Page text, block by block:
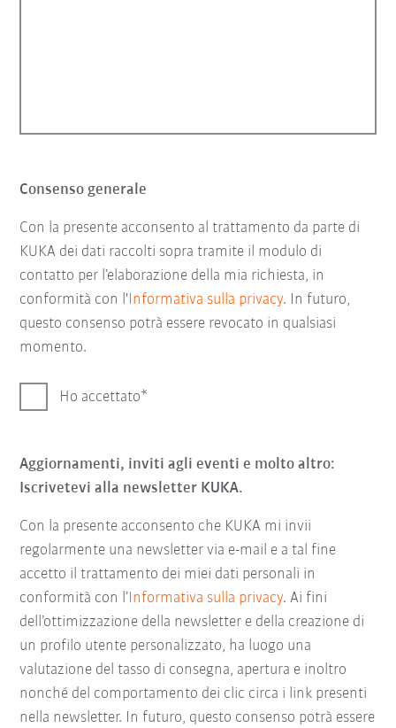
Consenso generale
Con la presente acconsento al trattamento da parte di
KUKA dei dati raccolti sopra tramite il modulo di
contatto per l’elaborazione della mia richiesta, in
conformità con l'Informativa sulla privacy. In futuro,
questo consenso potrà essere revocato in qualsiasi
momento.
Ho accettato
Aggiornamenti, inviti agli eventi e molto altro:
Iscrivetevi alla newsletter KUKA.
Con la presente acconsento che KUKA mi invii
regolarmente una newsletter via e-mail e a tal fine
accetto il trattamento dei miei dati personali in
conformità con l’Informativa sulla privacy. Ai fini
dell’ottimizzazione della newsletter e della creazione di
un profilo utente personalizzato, ha luogo una
valutazione del tasso di consegna, apertura e inoltro
nonché del comportamento dei clic circa i link presenti
nella newsletter. In futuro, questo consenso potrà essere